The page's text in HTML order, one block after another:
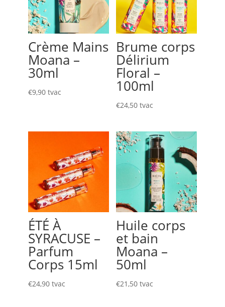
Crème Mains
Moana –
30ml
€9,90 tvac
Brume corps
Délirium
Floral –
100ml
€24,50 tvac
ÉTÉ À
SYRACUSE –
Parfum
Corps 15ml
€24,90 tvac
Huile corps
et bain
Moana –
50ml
€21,50 tvac